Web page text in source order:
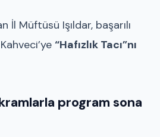
İl Müftüsü Işıldar, başarılı
“Hafızlık Tacı”nı
program sona